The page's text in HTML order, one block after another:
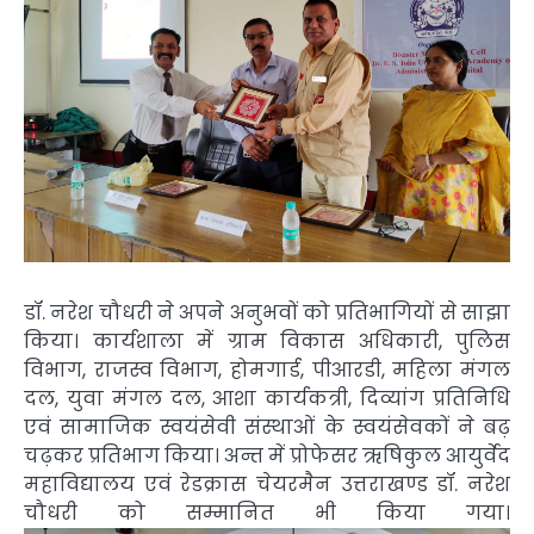
डॉ. नरेश चौधरी ने अपने अनुभवों को प्रतिभागियों से साझा
किया। कार्यशाला में ग्राम विकास अधिकारी, पुलिस
विभाग, राजस्व विभाग, होमगार्ड, पीआरडी, महिला मंगल
दल, युवा मंगल दल, आशा कार्यकत्री, दिव्यांग प्रतिनिधि
एवं सामाजिक स्वयंसेवी संस्थाओं के स्वयंसेवकों ने बढ़
चढ़कर प्रतिभाग किया। अन्त में प्रोफेसर ऋषिकुल आयुर्वेद
महाविद्यालय एवं रेडक्रास चेयरमैन उत्तराखण्ड डॉ. नरेश
चौधरी को सम्मानित भी किया गया।